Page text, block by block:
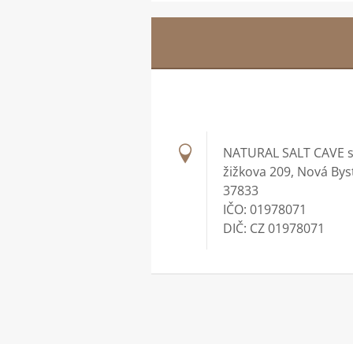
NATURAL SALT CAVE
žižkova 209, Nová
37833
IČO: 01978071
DIČ: CZ 01978071